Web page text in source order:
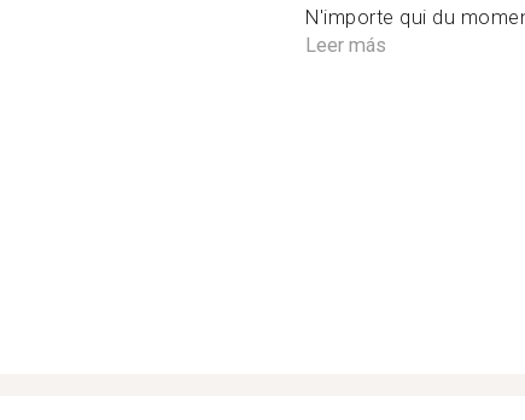
N'importe qui du
Leer más